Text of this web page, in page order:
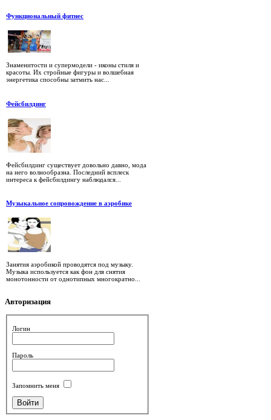
Функциональный фитнес
Знаменитости и супермодели - иконы стиля и
красоты. Их стройные фигуры и волшебная
энергетика способны затмить нас...
Фейсбилдинг
Фейсбилдинг существует довольно давно, мода
на него волнообразна. Последний всплеск
интереса к фейсбилдингу наблюдался...
Музыкальное сопровождение в аэробике
Занятия аэробикой проводятся под музыку.
Музыка используется как фон для снятия
монотонности от однотипных многократно...
Авторизация
Логин
Пароль
Запомнить меня